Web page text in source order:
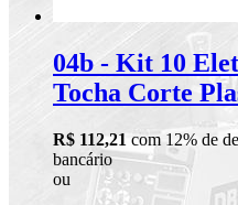
04b - Kit 10
Tocha Corte
R$ 112,21 com 12% de
bancário
ou